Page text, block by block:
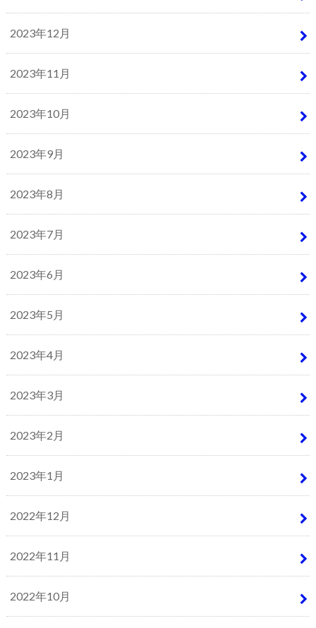
2023年12月
2023年11月
2023年10月
2023年9月
2023年8月
2023年7月
2023年6月
2023年5月
2023年4月
2023年3月
2023年2月
2023年1月
2022年12月
2022年11月
2022年10月